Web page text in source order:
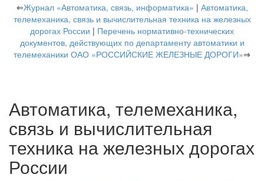
⇐Журнал «Автоматика, связь, информатика» | Автоматика,
телемеханика, связь и вычислительная техника на железных
дорогах России | Перечень нормативно-технических
документов, действующих по департаменту автоматики и
телемеханики ОАО «РОССИЙСКИЕ ЖЕЛЕЗНЫЕ ДОРОГИ»⇒
Автоматика, телемеханика,
связь и вычислительная
техника на железных дорогах
России